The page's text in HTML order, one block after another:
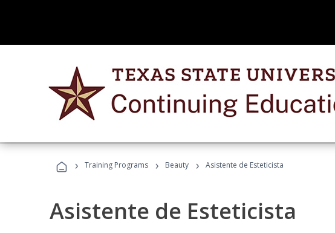
› Training Programs › Beauty › Asistente de Esteticista
Asistente de Esteticista